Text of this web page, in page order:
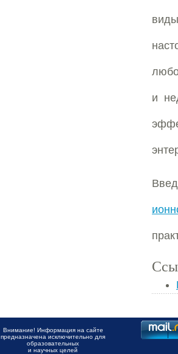
и
Внимание! Информация на сайте
предназначена исключительно для
образовательных
и научных целей